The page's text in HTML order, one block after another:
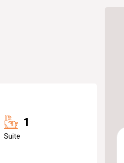
1
Suite